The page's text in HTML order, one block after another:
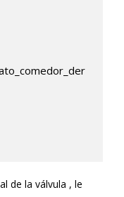
de la válvula , le